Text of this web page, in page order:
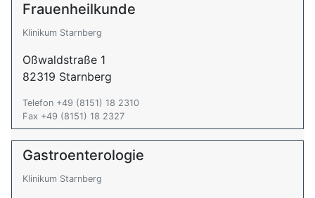
Frauenheilkunde
Klinikum Starnberg
Oßwaldstraße 1
82319 Starnberg
Telefon +49 (8151) 18 2310
Fax +49 (8151) 18 2327
Gastroenterologie
Klinikum Starnberg